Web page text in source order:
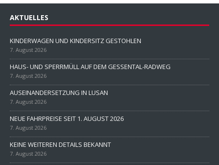
AKTUELLES
KINDERWAGEN UND KINDERSITZ GESTOHLEN
7. August 2026
HAUS- UND SPERRMÜLL AUF DEM GESSENTAL-RADWEG
7. August 2026
AUSEINANDERSETZUNG IN LUSAN
7. August 2026
NEUE FAHRPREISE SEIT 1. AUGUST 2026
7. August 2026
KEINE WEITEREN DETAILS BEKANNT
7. August 2026